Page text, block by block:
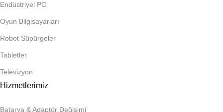
Endüstriyel PC
Oyun Bilgisayarları
Robot Süpürgeler
Tabletler
Televizyon
Hizmetlerimiz
Batarya & Adaptör Değişimi